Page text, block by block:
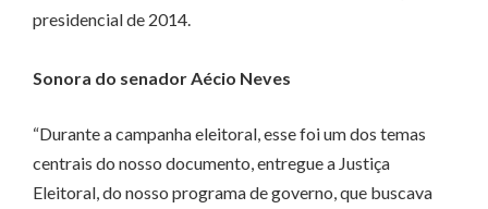
presidencial de 2014.
Sonora do senador Aécio Neves
“Durante a campanha eleitoral, esse foi um dos temas
centrais do nosso documento, entregue a Justiça
Eleitoral, do nosso programa de governo, que buscava